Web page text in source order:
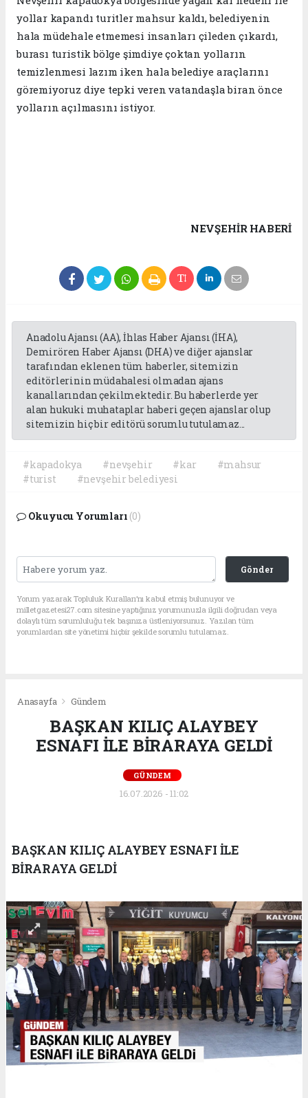
yollar kapandı turitler mahsur kaldı, belediyenin
hala müdehale etmemesi insanları çileden çıkardı,
burası turistik bölge şimdiye çoktan yolların
temizlenmesi lazım iken hala belediye araçlarını
göremiyoruz diye tepki veren vatandaşla biran önce
yolların açılmasını istiyor.
NEVŞEHIR HABERİ
Anadolu Ajansı (AA), İhlas Haber Ajansı (İHA),
Demirören Haber Ajansı (DHA) ve diğer ajanslar
tarafından eklenen tüm haberler, sitemizin
editörlerinin müdahalesi olmadan ajans
kanallarından çekilmektedir. Bu haberlerde yer
alan hukuki muhataplar haberi geçen ajanslar olup
sitemizin hiç bir editörü sorumlu tutulamaz...
#kapadokya #nevşehir #kar
#mahsur
#turist
#nevşehir belediyesi
Okuyucu Yorumları (0)
Gönder
Yorum yazarak Topluluk Kuralları’nı kabul etmiş bulunuyor ve
milletgazetesi27.com sitesine yaptığınız yorumunuzla ilgili doğrudan veya
dolaylı tüm sorumluluğu tek başınıza üstleniyorsunuz. Yazılan tüm
yorumlardan site yönetimi hiçbir şekilde sorumlu tutulamaz.
Anasayfa Gündem
BAŞKAN KILIÇ ALAYBEY
ESNAFI İLE BİRARAYA GELDİ
GÜNDEM
16.07.2026 - 11:02
BAŞKAN KILIÇ ALAYBEY ESNAFI İLE
BİRARAYA GELDİ